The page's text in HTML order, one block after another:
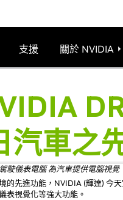
支援 關於 NVIDIA
汽車之
駛儀表電腦 為汽車提供電腦視
的先進功能，NVIDIA (輝達) 今
表視覺化等強大功能。